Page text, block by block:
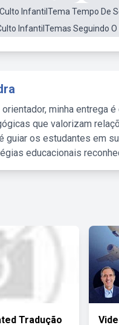
InfantilTema Tempo De
InfantilTemas Seguindo
orientador, minha entrega
que valorizam
guiar os estudantes em
educacionais
Tradução